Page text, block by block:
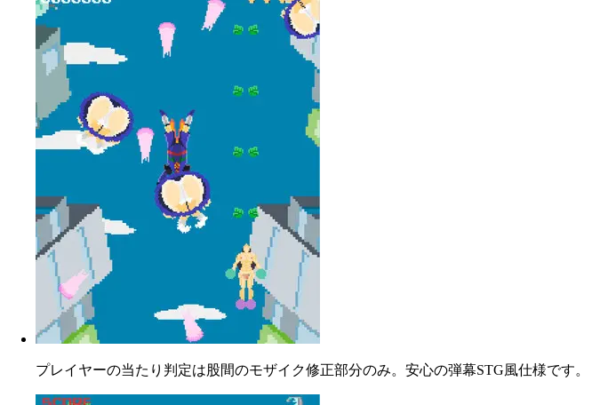
プレイヤーの当たり判定は股間のモザイク修正部分のみ。安心の弾幕STG風仕様です。